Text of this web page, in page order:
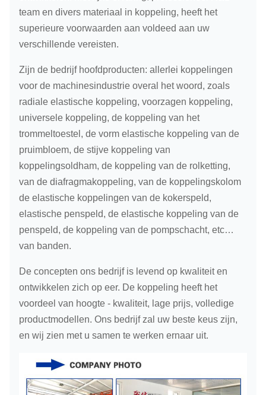
team en divers materiaal in koppeling, heeft het
superieure voorwaarden aan voldeed aan uw
verschillende vereisten.
Zijn de bedrijf hoofdproducten: allerlei koppelingen
voor de machinesindustrie overal het woord, zoals
radiale elastische koppeling, voorzagen koppeling,
universele koppeling, de koppeling van het
trommeltoestel, de vorm elastische koppeling van de
pruimbloem, de stijve koppeling van
koppelingsoldham, de koppeling van de rolketting,
van de diafragmakoppeling, van de koppelingskolom
de elastische koppelingen van de kokerspeld,
elastische penspeld, de elastische koppeling van de
penspeld, de koppeling van de pompschacht, etc…
van banden.
De concepten ons bedrijf is levend op kwaliteit en
ontwikkelen zich op eer. De koppeling heeft het
voordeel van hoogte - kwaliteit, lage prijs, volledige
productmodellen. Ons bedrijf zal uw beste keus zijn,
en wij zien met u samen te werken ernaar uit.